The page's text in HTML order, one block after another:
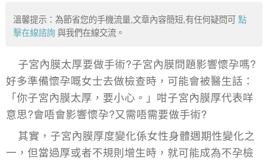
溫馨提示：為節省您的手機流量,文章內容簡短,有任何疑問可點
擊在線諮詢 與我們在線交流。
子宮內膜太厚要做手術?子宮內膜問題影響懷孕嗎?
好多準備懷孕嘅女士去做檢查時，可能會被醫生話：
「你子宮內膜太厚，要小心。」咁子宮內膜厚代表咩
意思?會唔會影響懷孕?又需唔需要做手術?
其實，子宮內膜厚度變化係女性身體週期性變化之
一，但當過厚或者不規則增生時，就可能成為不孕檢